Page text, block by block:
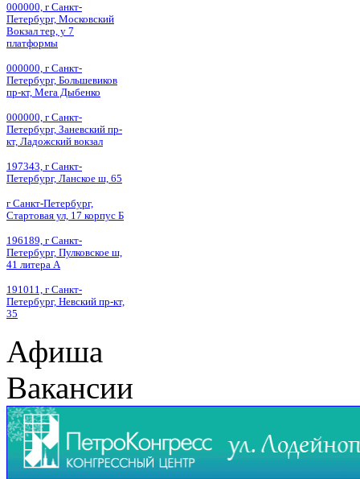
000000, г Санкт-
Петербург, Московский
Вокзал тер, у 7
платформы
000000, г Санкт-
Петербург, Большевиков
пр-кт, Мега Дыбенко
000000, г Санкт-
Петербург, Заневский пр-
кт, Ладожский вокзал
197343, г Санкт-
Петербург, Ланское ш, 65
г Санкт-Петербург,
Стартовая ул, 17 корпус Б
196189, г Санкт-
Петербург, Пулковское ш,
41 литера А
191011, г Санкт-
Петербург, Невский пр-кт,
35
Афиша
Вакансии